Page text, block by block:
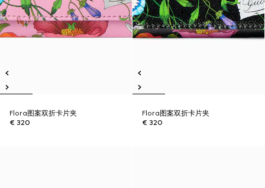
Flora图案双折卡片夹
€ 320
Flora图案双折卡片夹
€ 320